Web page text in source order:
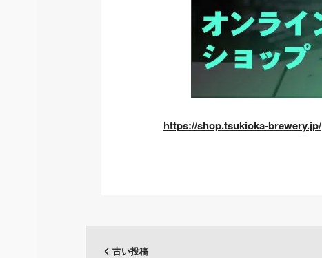
https://shop.tsukioka-brewery.jp/
古い投稿